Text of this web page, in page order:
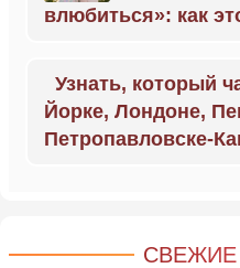
влюбиться»: как
Узнать, который
Йорке, Лондоне,
Петропавловске-